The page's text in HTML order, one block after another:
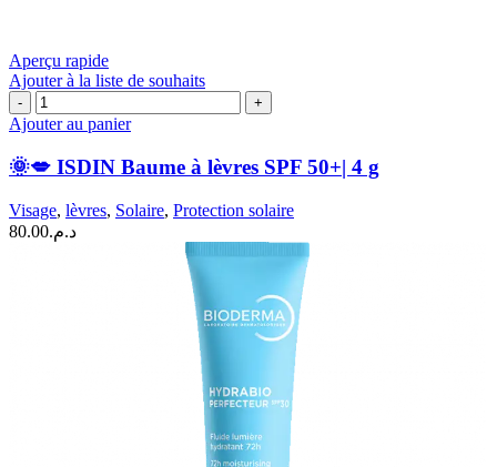
Aperçu rapide
Ajouter à la liste de souhaits
quantité
de
💋
ISDIN
Baume
à
lèvres
Ajouter au panier
🌞💋 ISDIN Baume à lèvres SPF 50+| 4 g
Visage, lèvres, Solaire, Protection solaire
د.م.80.00